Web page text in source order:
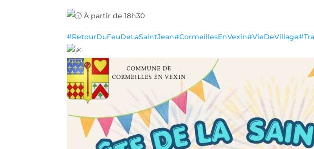
À partir de 18h30
#RetourDuFeuDeLaSaintJean#CormeillesEnVexin#VieDeVillage